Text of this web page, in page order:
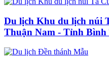
Du lịch Khu du lịch núi
Thuận Nam - Tỉnh Bình